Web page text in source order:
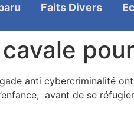
Faits Divers
anti cybercriminalité
avant de se